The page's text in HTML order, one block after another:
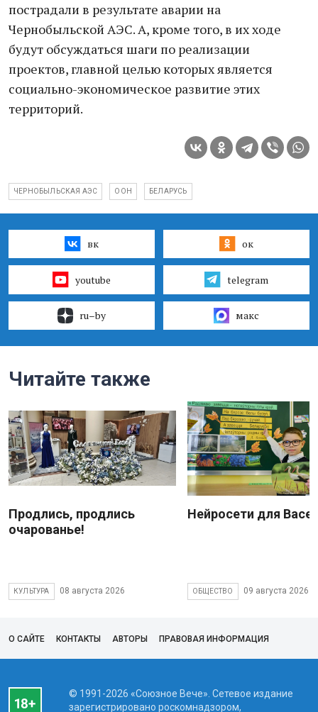
пострадали в результате аварии на
Чернобыльской АЭС. А, кроме того, в их ходе
будут обсуждаться шаги по реализации
проектов, главной целью которых является
социально-экономическое развитие этих
территорий.
ЧЕРНОБЫЛЬСКАЯ АЭС ООН БЕЛАРУСЬ
вк ок
youtube telegram
ru–by макс
Читайте также
Продлись, продлись
очарованье!
КУЛЬТУРА 08 августа 2026
Нейросети для
ОБЩЕСТВО 09 августа 2026
О САЙТЕ КОНТАКТЫ АВТОРЫ ПРАВОВАЯ ИНФОРМАЦИЯ
© 1991-2026 «Союзное Вече». Сетевое издание
зарегистрировано роскомнадзором,